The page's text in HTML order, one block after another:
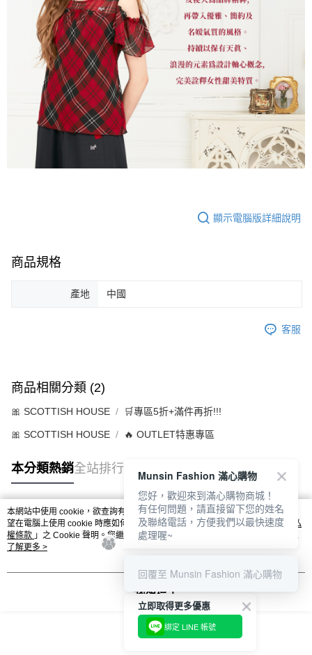
顯示電腦版詳細說明
商品規格
產地 中國
客服
商品相關分類 (2)
🎀 SCOTTISH HOUSE 🛒專區5折+滿件再折!!!
🎀 SCOTTISH HOUSE 🔥 OUTLET特惠專區
本分類熱銷全站排行
熱門標籤
本網站中使用 cookie，欲查詢有關本網站使用 cookie 方式之詳情，及若您不希
望在電腦上使用 cookie 時應如何變更電腦的 cookie 設定，請參閱本網站「
隱私
權條款 」之 Cookie 聲明。您繼續使用本網站即表示您同意本公司得按本網站使
用條款之 Cookie 聲明使用 cookie。
了解更多 >
我知道了
Munsin Fashion 滿心購物
您好，歡迎來到滿心購物商城！
有任何問題，請直接留下您的姓名
及聯絡電話，方便我們以最快速度
處理喔~
回覆至 Munsin Fashion 滿心購物